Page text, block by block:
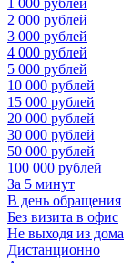
2 000 рублей
3 000 рублей
4 000 рублей
5 000 рублей
10 000 рублей
15 000 рублей
20 000 рублей
30 000 рублей
50 000 рублей
100 000 рублей
За 5 минут
В день обращения
Без визита в офис
Не выходя из дома
Дистанционно